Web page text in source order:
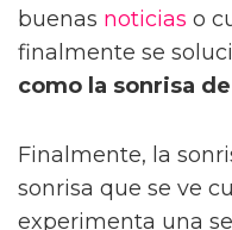
buenas noticias o
finalmente se
como la sonrisa
Finalmente, la
sonrisa que se ve
experimenta una